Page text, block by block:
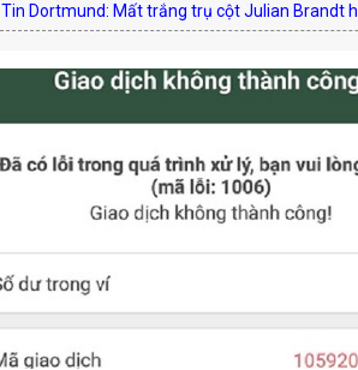
Tin Dortmund: Mất trắng trụ cột Julian Brandt